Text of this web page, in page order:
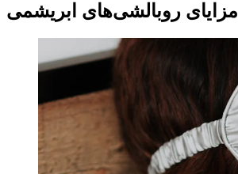
مزایای روبالشی‌های ابریشمی